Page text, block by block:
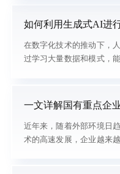
如何利用生成式AI进
在数字化技术的推动下，
过学习大量数据和模式，
生成式AI的应用具有重要
生成式AI在财务决策中涵
面。借助生成式AI模型处
一文详解国有重点企
近年来，随着外部环境日
术的高速发展，企业越来